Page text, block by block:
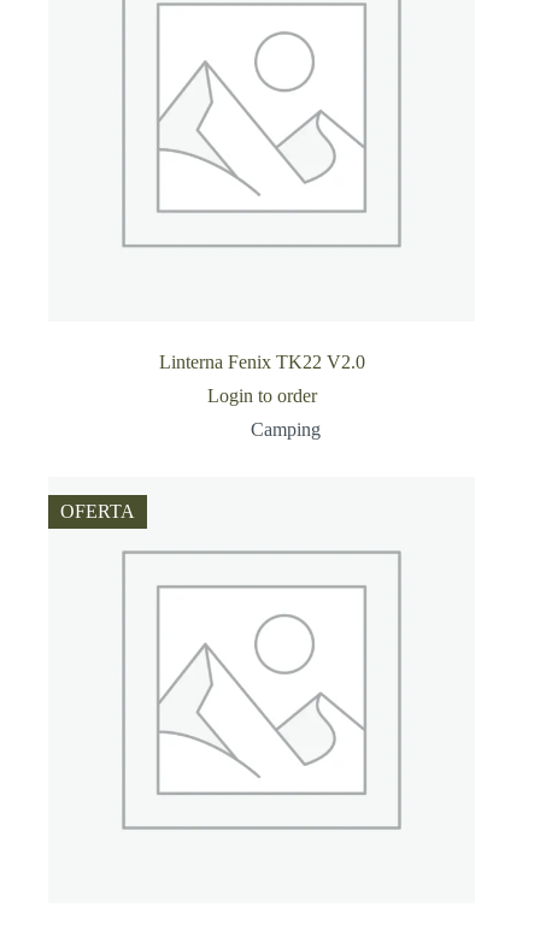
Linterna Fenix TK22 V2.0
Login to order
Camping
OFERTA